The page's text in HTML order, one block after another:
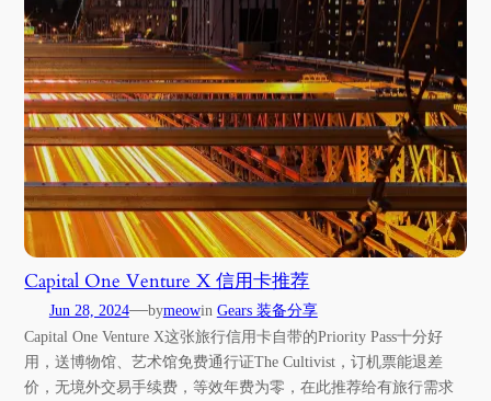
Capital One Venture X 信用卡推荐
Jun 28, 2024—bymeowin Gears 装备分享
Capital One Venture X这张旅行信用卡自带的Priority Pass十分好
用，送博物馆、艺术馆免费通行证The Cultivist，订机票能退差
价，无境外交易手续费，等效年费为零，在此推荐给有旅行需求